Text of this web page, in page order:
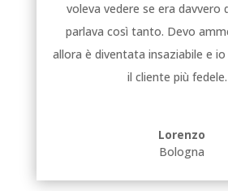
voleva vedere se era davvero
parlava così tanto. Devo
allora è diventata insaziabile e
il cliente più
Lorenzo
Bologna